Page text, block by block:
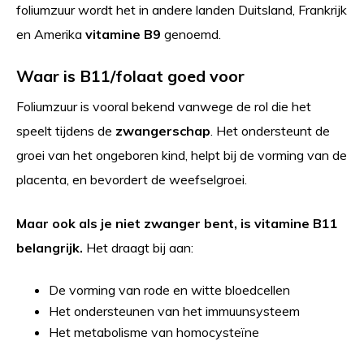
foliumzuur wordt het in andere landen Duitsland, Frankrijk
en Amerika vitamine B9 genoemd.
Waar is B11/folaat goed voor
Foliumzuur is vooral bekend vanwege de rol die het
speelt tijdens de zwangerschap . Het ondersteunt de
groei van het ongeboren kind, helpt bij de vorming van de
placenta, en bevordert de weefselgroei.
Maar ook als je niet zwanger bent, is vitamine B11
belangrijk. Het draagt bij aan:
De vorming van rode en witte bloedcellen
Het ondersteunen van het immuunsysteem
Het metabolisme van homocysteïne